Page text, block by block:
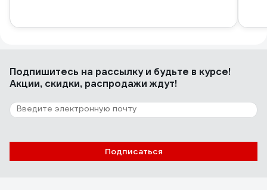
Подпишитесь на рассылкуи будьте в курсе!
Акции, скидки, распродажи ждут!
Подписаться